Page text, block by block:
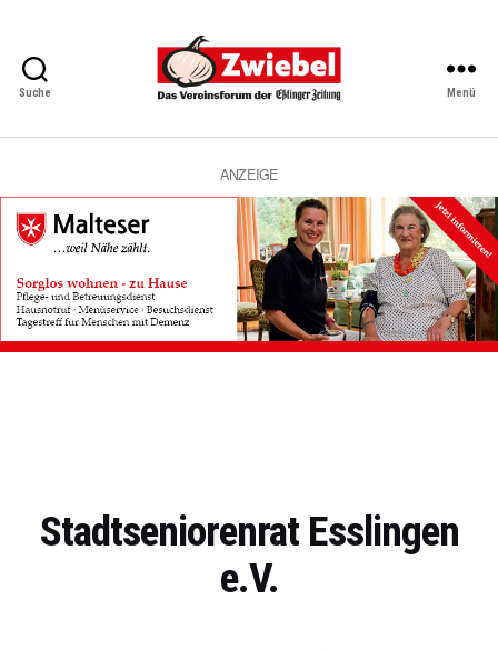
Suche
Vereinsforum
Eßlinger
Zeitung
Menü
ANZEIGE
Stadtseniorenrat Esslingen
e.V.